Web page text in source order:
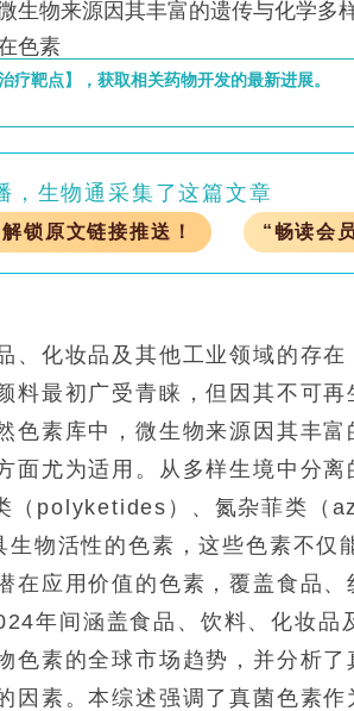
生物来源因其丰富的遗传与化学多
色素
疗靶点】，获取相关药物开发的最新进展。
，生物通采集了这篇文章
锁原文链接推送！ “畅读会
、化妆品及其他工业领域的存
料最初广受青睐，但因其不可
色素库中，微生物来源因其丰
面尤为适用。从多样生境中分
（polyketides）、氮杂菲类（
生物活性的色素，这些色素不仅
在应用价值的色素，覆盖食品
年间涵盖食品、饮料、化妆品
色素的全球市场趋势，并分析
因素。本综述强调了真菌色素